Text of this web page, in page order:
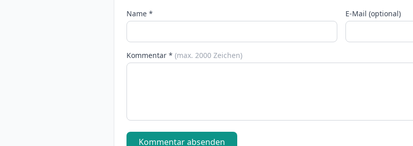
Name * E-Mail (optional)
Kommentar * (max. 2000 Zeichen)
Kommentar absenden